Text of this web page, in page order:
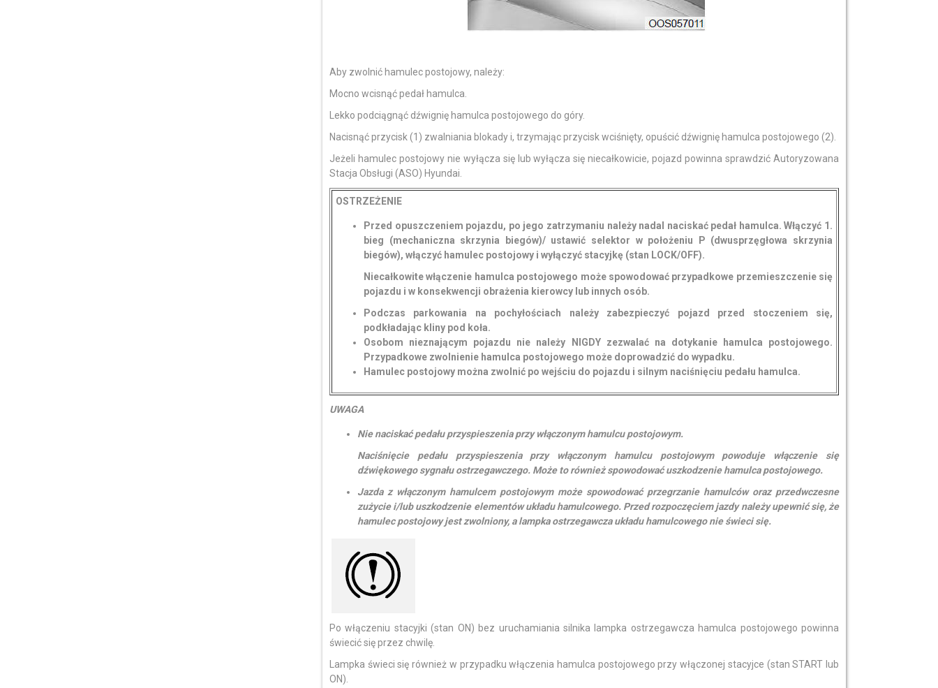
Aby zwolnić hamulec postojowy, należy:
Mocno wcisnąć pedał hamulca.
Lekko podciągnąć dźwignię hamulca postojowego do góry.
Nacisnąć przycisk (1) zwalniania blokady i, trzymając przycisk wciśnięty, opuścić dźwignię hamulca postojowego (2).
Jeżeli hamulec postojowy nie wyłącza się lub wyłącza się niecałkowicie, pojazd powinna sprawdzić Autoryzowana
Stacja Obsługi (ASO) Hyundai.
OSTRZEŻENIE
Przed opuszczeniem pojazdu, po jego zatrzymaniu należy nadal naciskać pedał hamulca. Włączyć 1.
bieg (mechaniczna skrzynia biegów)/ ustawić selektor w położeniu P (dwusprzęgłowa skrzynia
biegów), włączyć hamulec postojowy i wyłączyć stacyjkę (stan LOCK/OFF).
Niecałkowite włączenie hamulca postojowego może spowodować przypadkowe przemieszczenie się
pojazdu i w konsekwencji obrażenia kierowcy lub innych osób.
Podczas parkowania na pochyłościach należy zabezpieczyć pojazd przed stoczeniem się,
podkładając kliny pod koła.
Osobom nieznającym pojazdu nie należy NIGDY zezwalać na dotykanie hamulca postojowego.
Przypadkowe zwolnienie hamulca postojowego może doprowadzić do wypadku.
Hamulec postojowy można zwolnić po wejściu do pojazdu i silnym naciśnięciu pedału hamulca.
UWAGA
Nie naciskać pedału przyspieszenia przy włączonym hamulcu postojowym.
Naciśnięcie pedału przyspieszenia przy włączonym hamulcu postojowym powoduje włączenie się
dźwiękowego sygnału ostrzegawczego. Może to również spowodować uszkodzenie hamulca postojowego.
Jazda z włączonym hamulcem postojowym może spowodować przegrzanie hamulców oraz przedwczesne
zużycie i/lub uszkodzenie elementów układu hamulcowego. Przed rozpoczęciem jazdy należy upewnić się, że
hamulec postojowy jest zwolniony, a lampka ostrzegawcza układu hamulcowego nie świeci się.
Po włączeniu stacyjki (stan ON) bez uruchamiania silnika lampka ostrzegawcza hamulca postojowego powinna
świecić się przez chwilę.
Lampka świeci się również w przypadku włączenia hamulca postojowego przy włączonej stacyjce (stan START lub
ON).